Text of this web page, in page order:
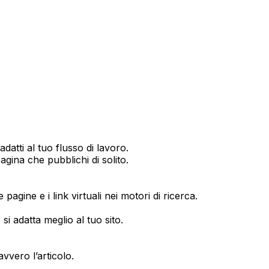
al tuo flusso di lavoro.
che pubblichi di solito.
e i link virtuali nei motori di ricerca.
adatta meglio al tuo sito.
l’articolo.